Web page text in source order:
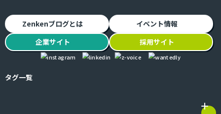
Zenkenブログとは
イベント情報
企業サイト 採用サイト
タグ一覧